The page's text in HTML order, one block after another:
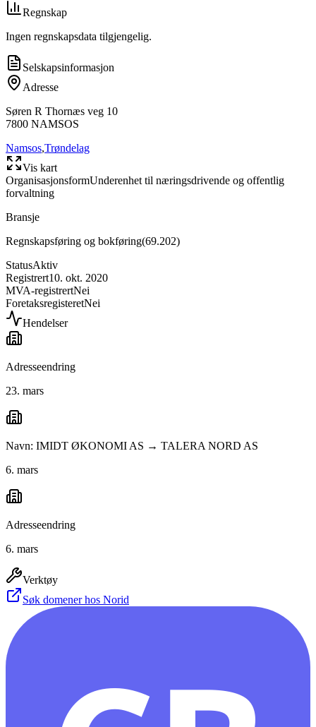
Regnskap
Ingen regnskapsdata tilgjengelig.
Selskapsinformasjon
Adresse
Søren R Thornæs veg 10
7800 NAMSOS
Namsos,Trøndelag
Vis kart
OrganisasjonsformUnderenhet til næringsdrivende og offentlig
forvaltning
Bransje
Regnskapsføring og bokføring(69.202)
StatusAktiv
Registrert10. okt. 2020
MVA-registrertNei
ForetaksregisteretNei
Hendelser
Adresseendring
23. mars
Navn: IMIDT ØKONOMI AS → TALERA NORD AS
6. mars
Adresseendring
6. mars
Verktøy
Søk domener hos Norid